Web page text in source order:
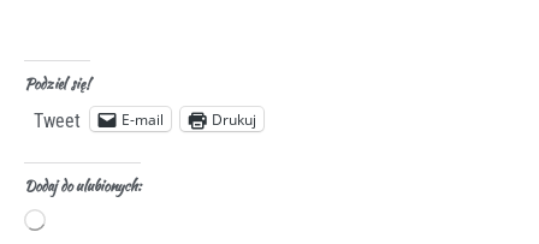
Podziel się!
Tweet E-mail Drukuj
Dodaj do ulubionych: